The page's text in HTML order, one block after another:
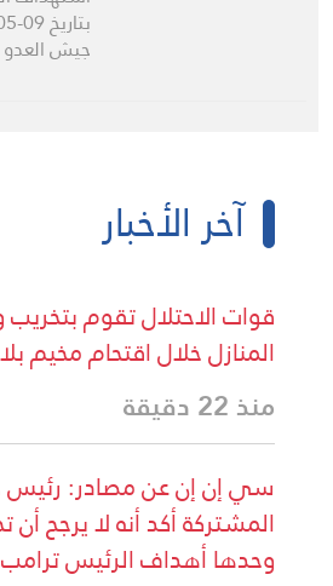
جيش
آخر الأخبار
قوات الاحتلال تقوم
المنازل خلال اقتحام مخيم
منذ 22 دقيقة
سي إن إن عن مصادر: رئيس
المشتركة أكد أنه لا يرجح أن
وحدها أهداف الرئيس ترامب